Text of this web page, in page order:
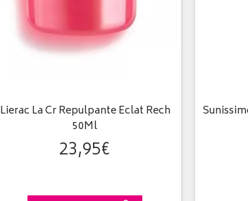
Lierac La Cr Repulpante Eclat Rech
50Ml
23,95€